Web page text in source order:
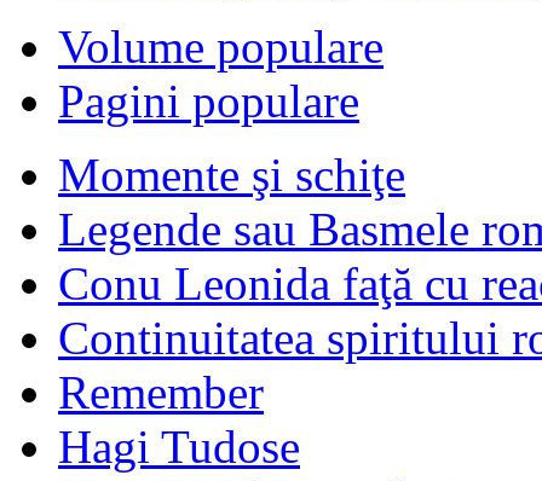
Volume populare
Pagini populare
Momente şi schiţe
Legende sau Basmele
Conu Leonida faţă cu
Continuitatea spiritului
Remember
Hagi Tudose